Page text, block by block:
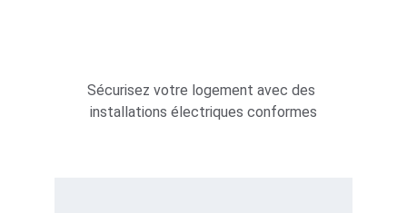
Sécurisez votre logement avec des
installations électriques conformes